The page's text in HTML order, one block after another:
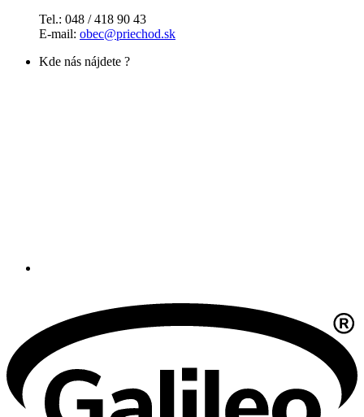
Tel.: 048 / 418 90 43
E-mail: obec@priechod.sk
Kde nás nájdete ?